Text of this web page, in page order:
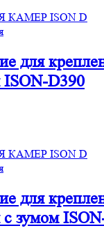
для
ISON-D390
для
зумом